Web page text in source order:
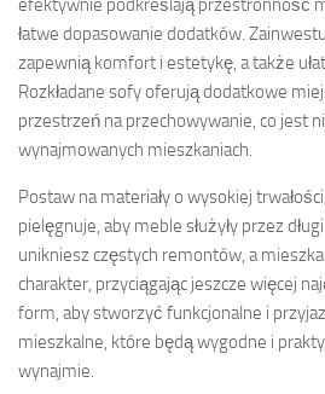
łatwe dopasowanie dodatków.
zapewnią komfort i estetykę, a także
Rozkładane sofy oferują dodatkowe
przestrzeń na przechowywanie, co jest
wynajmowanych mieszkaniach.
Postaw na materiały o wysokiej
pielęgnuje, aby meble służyły przez
unikniesz częstych remontów, a
charakter, przyciągając jeszcze więcej
form, aby stworzyć funkcjonalne i
mieszkalne, które będą wygodne i
wynajmie.